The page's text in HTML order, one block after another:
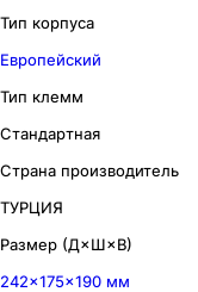
Тип корпуса
Европейский
Тип клемм
Стандартная
Страна производитель
ТУРЦИЯ
Размер (Д×Ш×В)
242×175×190 мм